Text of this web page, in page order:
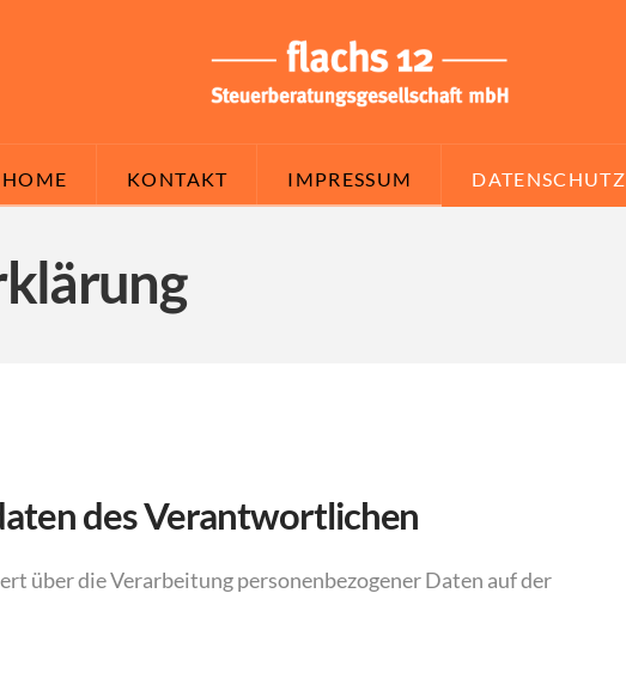
HOME KONTAKT IMPRESSUM DATENSCHUTZ
des Verantwortlichen
über die Verarbeitung personenbezogener Daten auf der